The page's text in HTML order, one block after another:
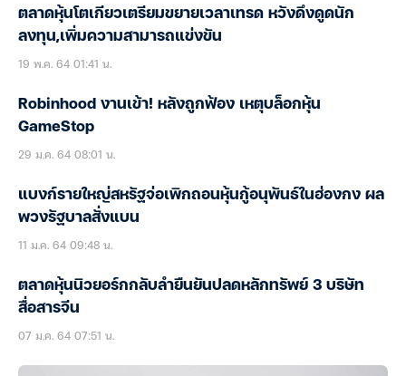
ตลาดหุ้นโตเกียวเตรียมขยายเวลาเทรด หวังดึงดูดนัก
ลงทุน,เพิ่มความสามารถแข่งขัน
19 พ.ค. 64 01:41 น.
Robinhood งานเข้า! หลังถูกฟ้อง เหตุบล็อกหุ้น
GameStop
29 ม.ค. 64 08:01 น.
แบงก์รายใหญ่สหรัฐจ่อเพิกถอนหุ้นกู้อนุพันธ์ในฮ่องกง ผล
พวงรัฐบาลสั่งแบน
11 ม.ค. 64 09:48 น.
ตลาดหุ้นนิวยอร์กกลับลำยืนยันปลดหลักทรัพย์ 3 บริษัท
สื่อสารจีน
07 ม.ค. 64 07:51 น.